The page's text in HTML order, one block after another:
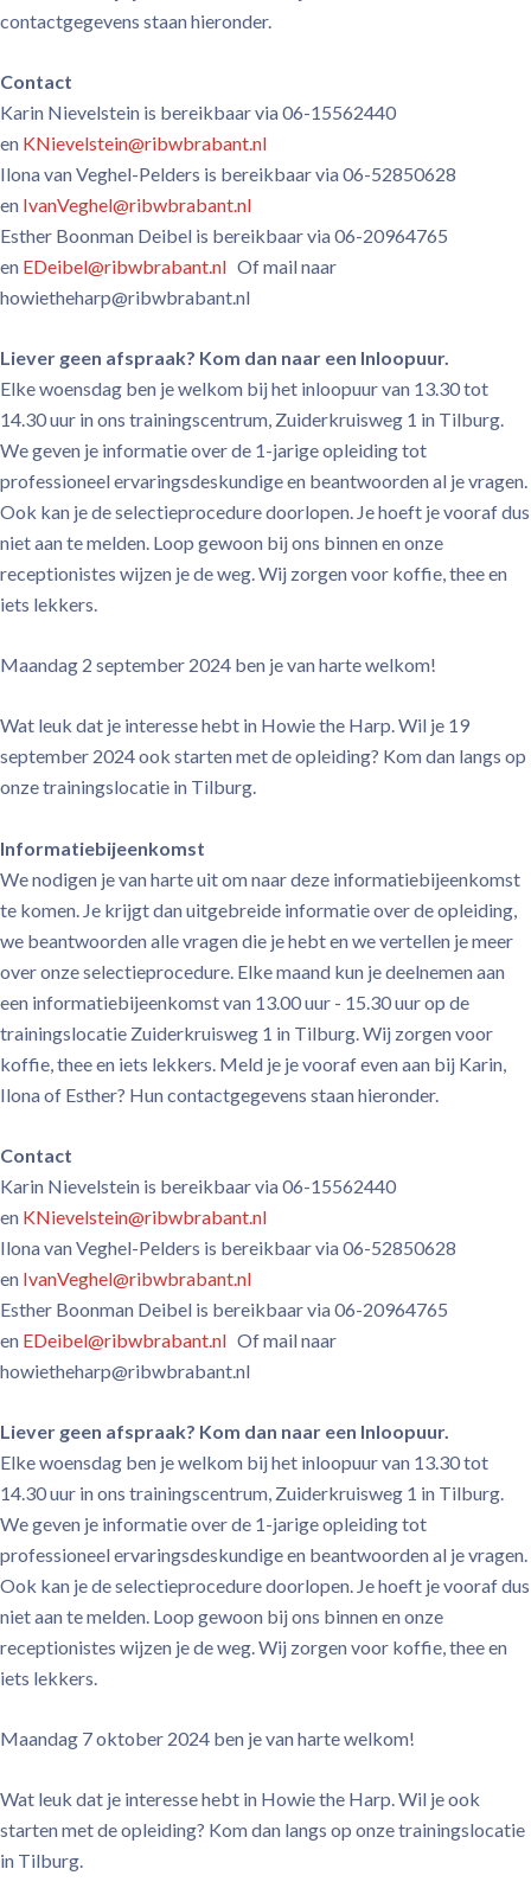
contactgegevens staan hieronder.
Contact
Karin Nievelstein is bereikbaar via 06-15562440
en KNievelstein@ribwbrabant.nl
Ilona van Veghel-Pelders is bereikbaar via 06-52850628
en IvanVeghel@ribwbrabant.nl
Esther Boonman Deibel is bereikbaar via 06-20964765
en EDeibel@ribwbrabant.nl Of mail naar
howietheharp@ribwbrabant.nl
Liever geen afspraak? Kom dan naar een Inloopuur.
Elke woensdag ben je welkom bij het inloopuur van 13.30 tot
14.30 uur in ons trainingscentrum, Zuiderkruisweg 1 in Tilburg.
We geven je informatie over de 1-jarige opleiding tot
professioneel ervaringsdeskundige en beantwoorden al je vragen.
Ook kan je de selectieprocedure doorlopen. Je hoeft je vooraf dus
niet aan te melden. Loop gewoon bij ons binnen en onze
receptionistes wijzen je de weg. Wij zorgen voor koffie, thee en
iets lekkers.
Maandag 2 september 2024 ben je van harte welkom!
Wat leuk dat je interesse hebt in Howie the Harp. Wil je 19
september 2024 ook starten met de opleiding? Kom dan langs op
onze trainingslocatie in Tilburg.
Informatiebijeenkomst
We nodigen je van harte uit om naar deze informatiebijeenkomst
te komen. Je krijgt dan uitgebreide informatie over de opleiding,
we beantwoorden alle vragen die je hebt en we vertellen je meer
over onze selectieprocedure. Elke maand kun je deelnemen aan
een informatiebijeenkomst van 13.00 uur - 15.30 uur op de
trainingslocatie Zuiderkruisweg 1 in Tilburg. Wij zorgen voor
koffie, thee en iets lekkers. Meld je je vooraf even aan bij Karin,
Ilona of Esther? Hun contactgegevens staan hieronder.
Contact
Karin Nievelstein is bereikbaar via 06-15562440
en KNievelstein@ribwbrabant.nl
Ilona van Veghel-Pelders is bereikbaar via 06-52850628
en IvanVeghel@ribwbrabant.nl
Esther Boonman Deibel is bereikbaar via 06-20964765
en EDeibel@ribwbrabant.nl Of mail naar
howietheharp@ribwbrabant.nl
Liever geen afspraak? Kom dan naar een Inloopuur.
Elke woensdag ben je welkom bij het inloopuur van 13.30 tot
14.30 uur in ons trainingscentrum, Zuiderkruisweg 1 in Tilburg.
We geven je informatie over de 1-jarige opleiding tot
professioneel ervaringsdeskundige en beantwoorden al je vragen.
Ook kan je de selectieprocedure doorlopen. Je hoeft je vooraf dus
niet aan te melden. Loop gewoon bij ons binnen en onze
receptionistes wijzen je de weg. Wij zorgen voor koffie, thee en
iets lekkers.
Maandag 7 oktober 2024 ben je van harte welkom!
Wat leuk dat je interesse hebt in Howie the Harp. Wil je ook
starten met de opleiding? Kom dan langs op onze trainingslocatie
in Tilburg.